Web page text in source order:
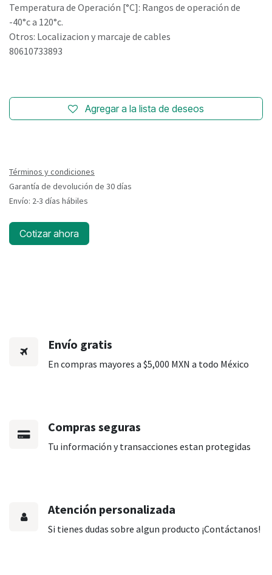
Temperatura de Operación [°C]: Rangos de operación de
-40°c a 120°c.
Otros: Localizacion y marcaje de cables
80610733893
Agregar a la lista de deseos
Términos y condiciones
Garantía de devolución de 30 días
Envío: 2-3 días hábiles
Cotizar ahora
Envío gratis
En compras mayores a $5,000 MXN a todo México
Compras seguras
Tu información y transacciones estan protegidas
Atención personalizada
Si tienes dudas sobre algun producto ¡Contáctanos!